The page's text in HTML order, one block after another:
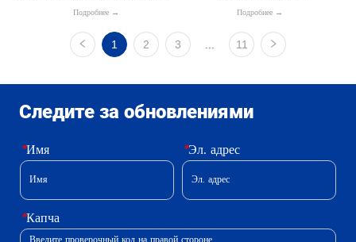
PE / EVOH с высоким
барьером
Подробнее →
Экструзионная линия
Подробнее →
1 2 3 11
Следите за обновлениями
*Имя *Эл. адрес
*Капча